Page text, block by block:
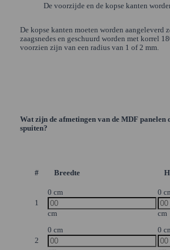
De voorzijde en de kopse kanten
De kopse kanten moeten worden aangeleverd
zaagsnedes en geschuurd worden met korrel
voorzien zijn van een radius van 1 of 2 mm.
Wat zijn de afmetingen van de MDF
spuiten?
# Breedte
1
0 cm
cm
0
cm
2
0 cm 0